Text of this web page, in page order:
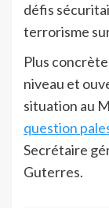
défis
terrorisme
Plus
niveau et
situation au
question
Secrétaire
Guterres.